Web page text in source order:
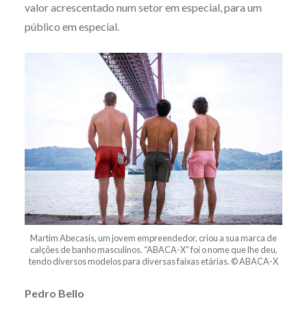
valor acrescentado num setor em especial, para um
público em especial.
Martim Abecasis, um jovem empreendedor, criou a sua marca de
calções de banho masculinos. “ABACA-X” foi o nome que lhe deu,
tendo diversos modelos para diversas faixas etárias. © ABACA-X
Pedro Bello